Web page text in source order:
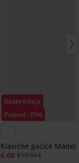
Rasprodaja
Popust -70%
Klasične gaćice
6,00 €19,99 €